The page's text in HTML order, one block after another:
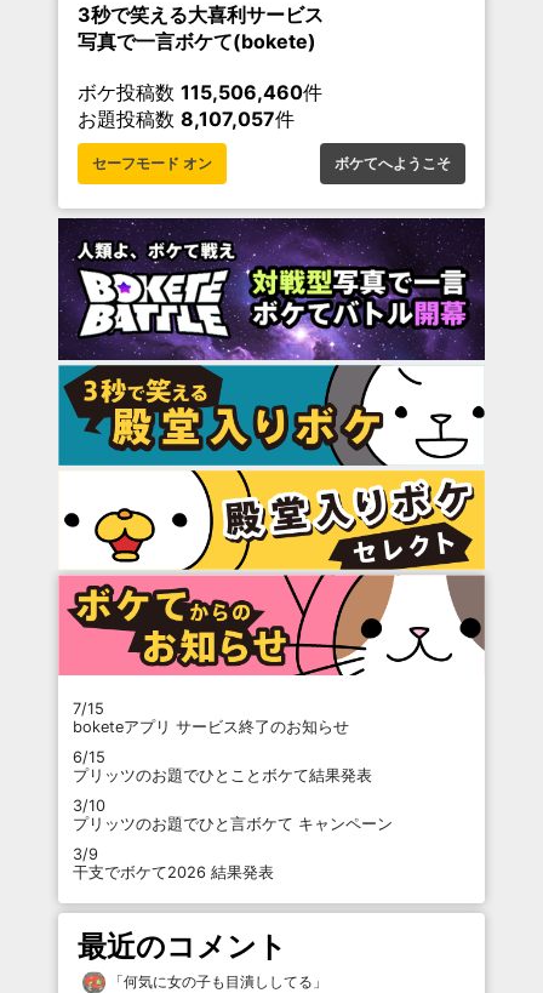
3秒で笑える大喜利サービス
写真で一言ボケて(bokete)
ボケ投稿数 115,506,460件
お題投稿数 8,107,057件
セーフモード オン ボケてへようこそ
7/15
boketeアプリ サービス終了のお知らせ
6/15
プリッツのお題でひとことボケて結果発表
3/10
プリッツのお題でひと言ボケて キャンペーン
3/9
干支でボケて2026 結果発表
最近のコメント
「何気に女の子も目潰ししてる 」